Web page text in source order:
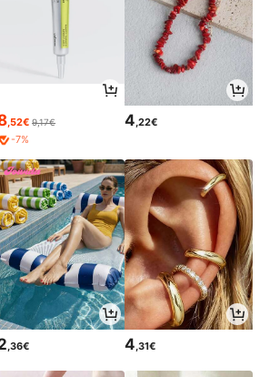
,52€ 9,17€
-7%
4 ,22€
,36€ 4,31€